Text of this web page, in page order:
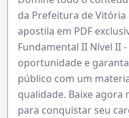
da Prefeitura de Vitória
apostila em PDF
Fundamental II Nível II
oportunidade e
público com um
qualidade. Baixe agora
para conquistar seu